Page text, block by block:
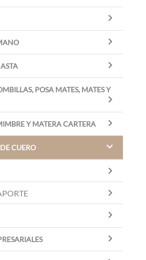
POSA MATES, MATES Y
Y MATERA CARTERA
CUERO